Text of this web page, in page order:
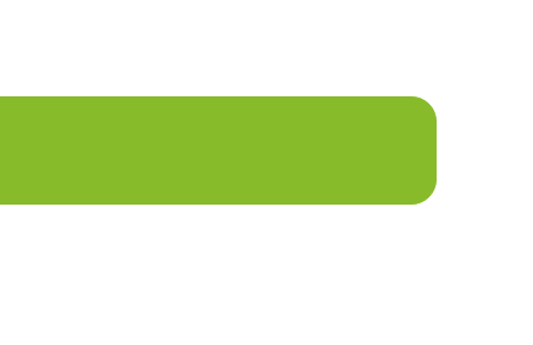
naturopathe
Plaquette
Dossier
d’inscription